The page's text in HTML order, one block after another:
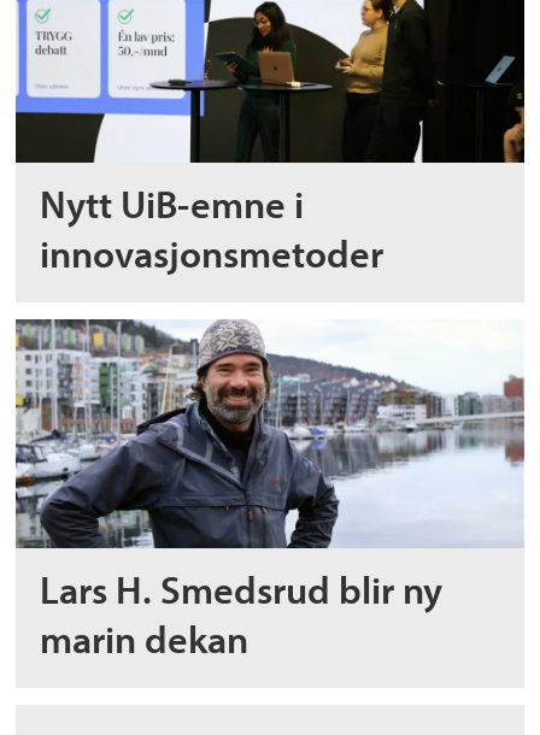
Nytt UiB-emne i
innovasjonsmetoder
Lars H. Smedsrud blir ny
marin dekan